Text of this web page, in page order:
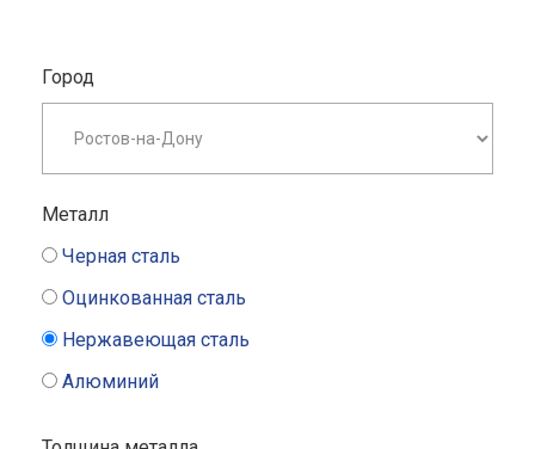
Город
Металл
Черная сталь
Оцинкованная сталь
Нержавеющая сталь
Алюминий